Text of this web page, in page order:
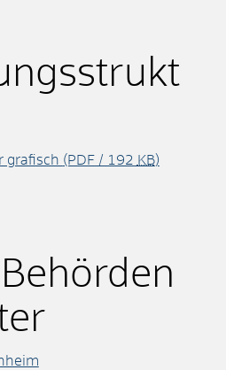
grafisch (PDF / 192 KB)